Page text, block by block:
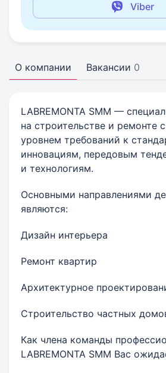
Viber
О компании Вакансии 0
LABREMONTA SMM —
на строительстве и ремонте
уровнем требований к
инновациям, передовым
и технологиям.
Основными направлениями
являются:
Дизайн интерьера
Ремонт квартир
Архитектурное
Строительство частных
Как члена команды
LABREMONTA SMM Вас